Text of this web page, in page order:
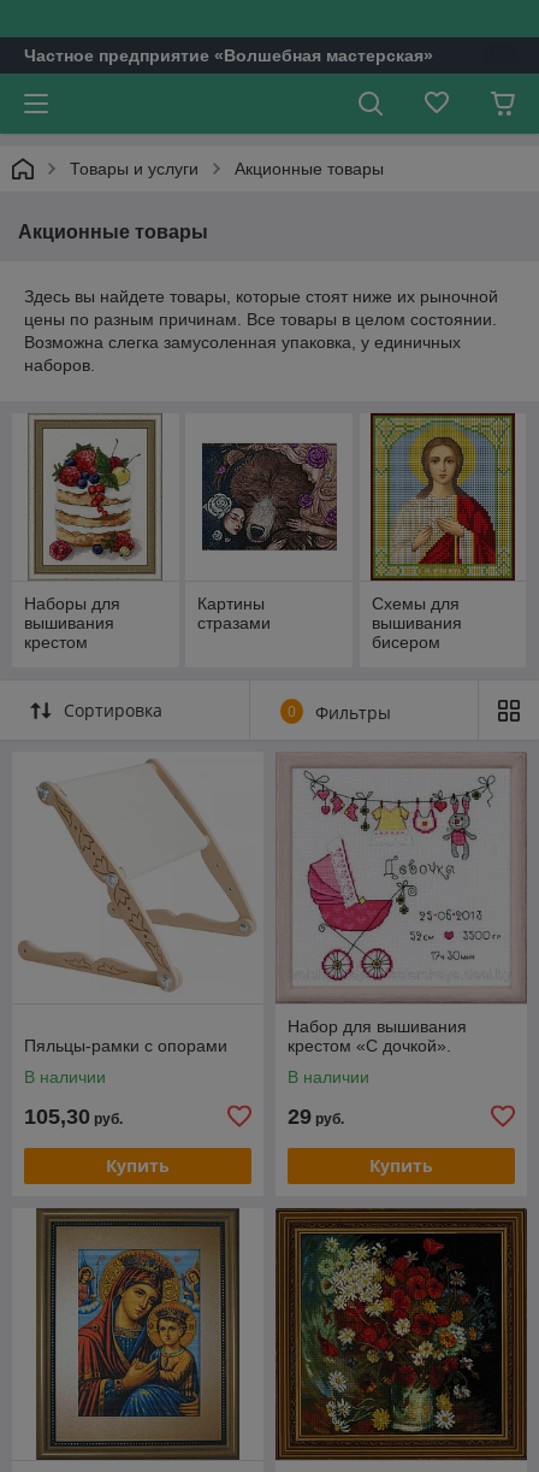
Частное предприятие «Волшебная мастерская»
Товары и услуги Акционные товары
Акционные товары
Здесь вы найдете товары, которые стоят ниже их рыночной
цены по разным причинам. Все товары в целом состоянии.
Возможна слегка замусоленная упаковка, у единичных
наборов.
Наборы для
вышивания
крестом
Картины
стразами
Схемы для
вышивания
бисером
Сортировка 0 Фильтры
Пяльцы-рамки с опорами
В наличии
105,30 руб.
Купить
Набор для вышивания
крестом «С дочкой».
В наличии
29 руб.
Купить